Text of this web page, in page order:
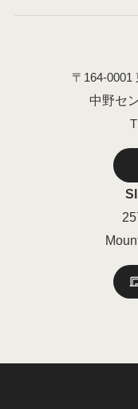
〒164-0001
中野セ